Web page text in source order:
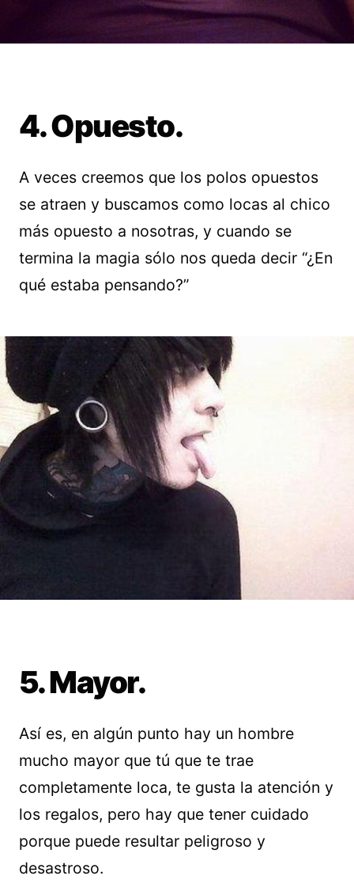
4. Opuesto.
A veces creemos que los polos opuestos
se atraen y buscamos como locas al chico
más opuesto a nosotras, y cuando se
termina la magia sólo nos queda decir “¿En
qué estaba pensando?”
5. Mayor.
Así es, en algún punto hay un hombre
mucho mayor que tú que te trae
completamente loca, te gusta la atención y
los regalos, pero hay que tener cuidado
porque puede resultar peligroso y
desastroso.